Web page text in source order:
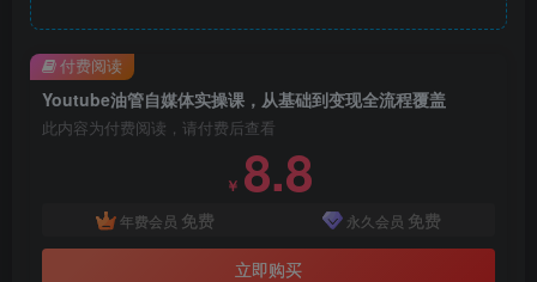
Youtube油管自媒体实操课，从基础到变现全流程覆盖
此内容为付费阅读，请付费后查看
￥ 8.8
年费会员 免费 永久会员 免费
立即购买
付费阅读